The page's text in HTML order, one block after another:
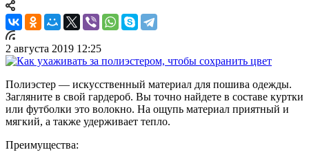
2 августа 2019 12:25
Полиэстер — искусственный материал для пошива одежды.
Загляните в свой гардероб. Вы точно найдете в составе куртки
или футболки это волокно. На ощупь материал приятный и
мягкий, а также удерживает тепло.
Преимущества: